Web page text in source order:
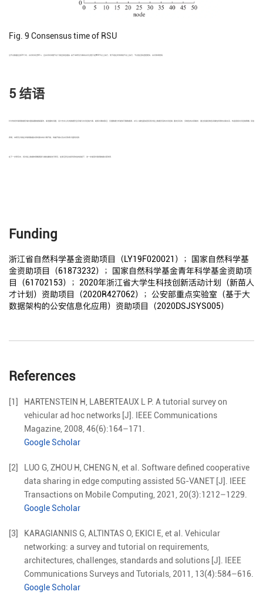
Fig. 9 Consensus time of RSU
当节点数量达到20个时，共识时间近60 s，且共识时间随节点个数呈线性增加. 由于本研究方案的共识过程只在RSU节点上执行，而不是在所有网络节点上执行，节点验证的速度更快，共识效率更高.
5 结语
针对传统车联网数据存储中面临着数据易篡改、易泄露的问题，设计去中心化的数据安全存储与访问控制方案，能够为事故取证、交通数据分析提供可靠数据源，并引入属性基加密实现对链上数据灵活的访问控制. 面向多实体、多角色的共享需求，通过挖掘各角色间属性权限的关联关系，构造层级访问控制策略. 实验
表明，本研究方案在车联网数据共享场景中的计算开销、传输开销以及共识效率方面有优势.
在下一步研究中，将对链上数据的策略更新与属性撤销进行研究，在保证安全性和有效性的前提下，进一步提高车联网数据共享效率.
Funding
浙江省自然科学基金资助项目（LY19F020021）；国家自然科学基
金资助项目（61873232）；国家自然科学基金青年科学基金资助项
目（61702153）；2020年浙江省大学生科技创新活动计划（新苗人
才计划）资助项目（2020R427062）；公安部重点实验室（基于大
数据架构的公安信息化应用）资助项目（2020DSJSYS005）
References
[1] HARTENSTEIN H LABERTEAUX L P. A tutorial survey on
vehicular ad hoc networks [J].
IEEE Communications
Magazine, 2008 46(6):164–171
Google Scholar
[2] LUO G ZHOU H CHENG N et al
Software defined cooperative
data sharing in edge computing assisted 5G-VANET [J].
IEEE
Transactions on Mobile Computing, 2021 20(3):1212–1229
Google Scholar
[3] KARAGIANNIS G ALTINTAS O EKICI E et al
Vehicular
networking: a survey and tutorial on requirements,
architectures, challenges, standards and solutions [J].
IEEE
Communications Surveys and Tutorials, 2011 13(4):584–616
Google Scholar